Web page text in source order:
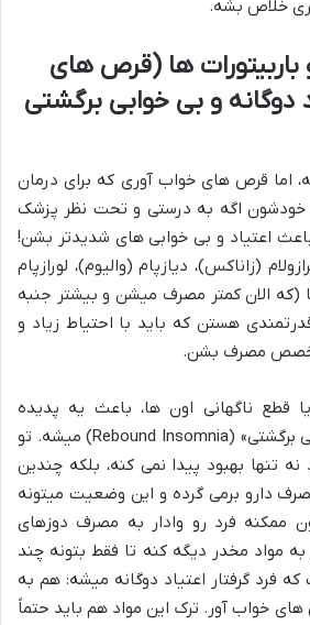
خلاص بشه.
باربیتورات ها (قرص های
دوگانه و بی خوابی برگشتی
اما قرص های خواب آوری که برای درمان
اگه به درستی و تحت نظر پزشک
اعتیاد و بی خوابی های شدیدتر بشن!
(زاناکس)، دیازپام (والیوم)، لورازپام
(که الان کمتر مصرف میشن و بیشتر جنبه
هستن که باید با احتیاط زیاد و
مصرف بشن.
قطع ناگهانی اون ها، باعث یه پدیده
خطرناک به نام «بی خوابی برگشتی» (Rebound Insomnia) میشه. تو
تنها بهبود پیدا نمی کنه، بلکه چندین
دارو برمی گرده و این وضعیت میتونه
ممکنه فرد رو وادار به مصرف دوزهای
به مواد مخدر دیگه کنه تا فقط بتونه چند
فرد گرفتار اعتیاد دوگانه میشه: هم به
خواب آور. ترک این مواد هم باید حتماً